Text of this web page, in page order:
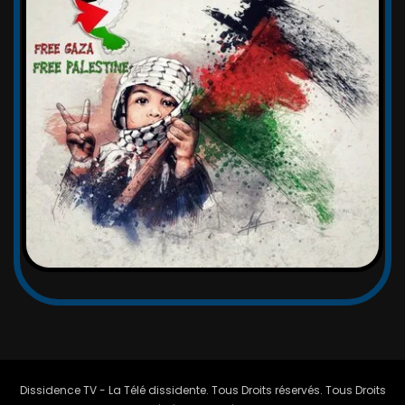
Dissidence TV - La Télé dissidente. Tous Droits réservés. Tous Droits